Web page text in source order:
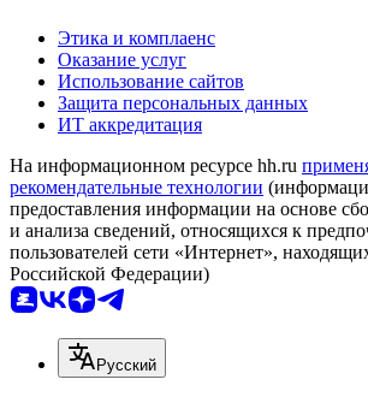
Этика и комплаенс
Оказание услуг
Использование сайтов
Защита персональных данных
ИТ аккредитация
На информационном ресурсе hh.ru
рекомендательные технологии
предоставления информации на основе
и анализа сведений, относящихся к
пользователей сети «Интернет»,
Российской Федерации)
Русский